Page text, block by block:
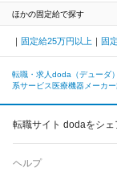
ほかの固定給で探す
固定給25万円以上 固
転職・求人doda（デューダ
系サービス 医療機器メーカ
転職サイト dodaをシェ
ヘルプ